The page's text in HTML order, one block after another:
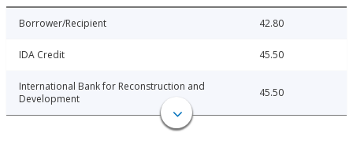
Borrower/Recipient 42.80
IDA Credit 45.50
International Bank for Reconstruction and
Development
45.50